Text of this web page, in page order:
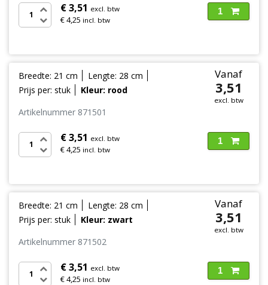
€ 3,51 excl. btw
€ 4,25 incl. btw
1
Breedte: 21 cm
Lengte: 28 cm
Prijs per: stuk
Kleur: rood
Vanaf
3,51
excl. btw
Artikelnummer 871501
€ 3,51 excl. btw
€ 4,25 incl. btw
1
Breedte: 21 cm
Lengte: 28 cm
Prijs per: stuk
Kleur: zwart
Vanaf
3,51
excl. btw
Artikelnummer 871502
€ 3,51 excl. btw
€ 4,25 incl. btw
1